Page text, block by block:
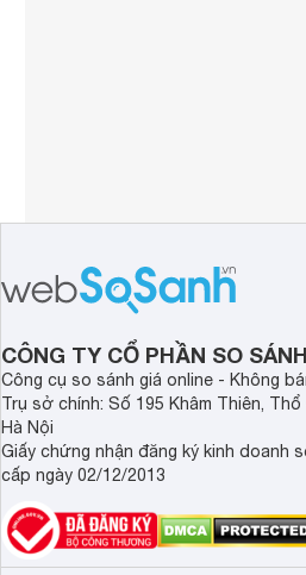
CÔNG TY CỔ PHẦN SO
Công cụ so sánh giá online - Không
Trụ sở chính: Số 195 Khâm Thiên,
Hà Nội
Giấy chứng nhận đăng ký kinh doanh
cấp ngày 02/12/2013